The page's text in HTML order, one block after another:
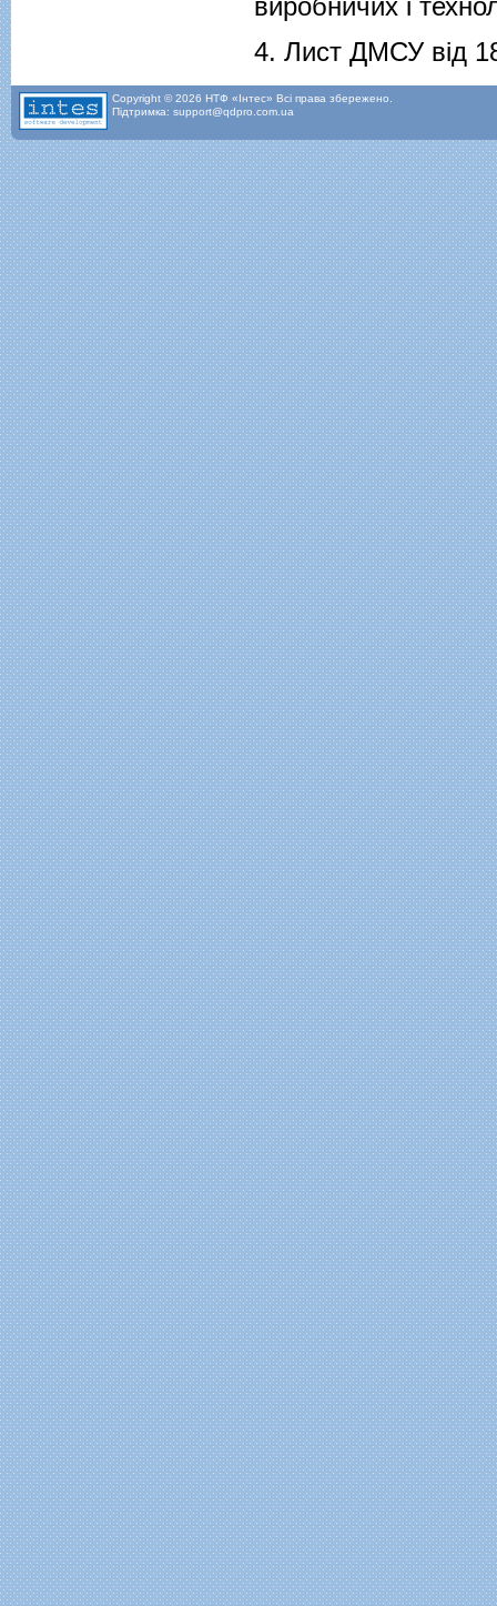
виробничих i
4. Лист ДМСУ від
Copyright © 2026 НТФ «Інтес» Всі права збережено.
Підтримка: support@qdpro.com.ua